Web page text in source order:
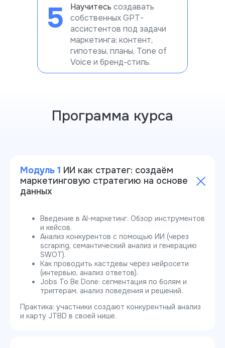
5 Научитесь создавать
собственных GPT-
ассистентов под задачи
маркетинга: контент,
гипотезы, планы, Tone of
Voice и бренд-стиль.
Программа курса
Модуль 1 ИИ как стратег: создаём
маркетинговую стратегию на основе
данных
Введение в AI-маркетинг. Обзор инструментов
и кейсов.
Анализ конкурентов с помощью ИИ (через
scraping, семантический анализ и генерацию
SWOT).
Как проводить кастдевы через нейросети
(интервью, анализ ответов).
Jobs To Be Done: сегментация по болям и
триггерам, анализ поведения и решений.
Практика: участники создают конкурентный анализ
и карту JTBD в своей нише.